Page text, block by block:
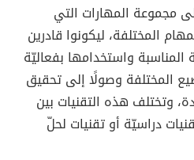
مجموعة المهارات التي
المختلفة، ليكونوا قادرين
المناسبة واستخدامها بفعاليّة
المختلفة وصولًا إلى تحقيق
وتختلف هذه التقنيات بين
دراسيّة أو تقنيات لحلّ